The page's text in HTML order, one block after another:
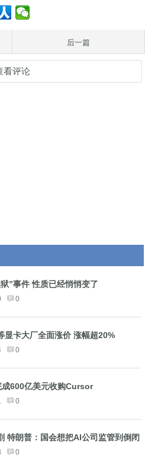
后一篇
看评论
”事件 性质已经悄悄变了
0
显卡大厂全面涨价 涨幅超20%
0
600亿美元收购Cursor
0
特朗普：国会想把AI公司监管到倒闭
0